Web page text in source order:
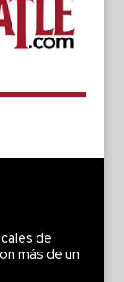
de
más de un